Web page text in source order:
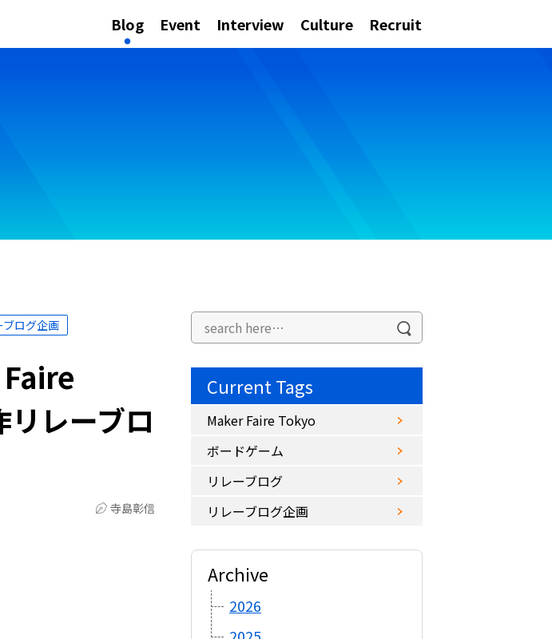
Blog Event Interview Culture Recruit
ブログ企画
Faire
レーブロ
寺島彰信
Current Tags
Maker Faire Tokyo
ボードゲーム
リレーブログ
リレーブログ企画
Archive
2026